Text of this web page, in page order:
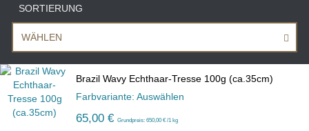
SORTIERUNG
WÄHLEN
Brazil Wavy Echthaar-Tresse 100g (ca.35cm)
Farbvariante: Auswählen
65,00 € Grundpreis: 650,00 € /1 kg